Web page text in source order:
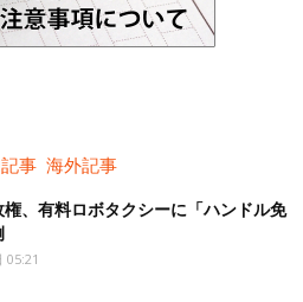
事 海外記事
権、有料ロボタクシーに「ハンドル免
05:21